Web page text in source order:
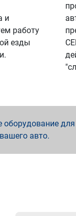
и
работу
езды
для
авто.